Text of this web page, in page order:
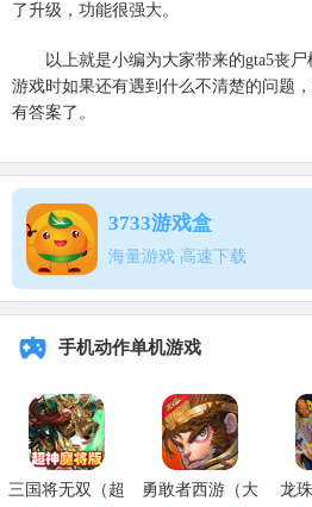
了升级，功能很强大。
以上就是小编为大家带来的gta5丧尸
游戏时如果还有遇到什么不清楚的问题
有答案了。
3733游戏盒
海量游戏 高速下载
手机动作单机游戏
三国将无双（超
勇敢者西游（大
龙